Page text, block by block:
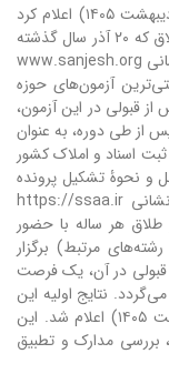
سازمان سنجش آموزش کشور امروز (یکشنبه ۲۰ اردیبهشت ۱۴۰۵) اعلام کرد
که «نتیجه آزمون سردفتری ثبت رسمی ازدواج و طلاق که ۲۰ آذر سال گذشته
برگزار شده بود، بر روی وبگاه سازمان سنجش به نشانی www.sanjesh.org
آزمون‌های حوزه
قبولی در این آزمون،
از طی دوره، به عنوان
اسناد و املاک کشور
و نحوۀ تشکیل پرونده
برای پذیرفته‌شدگان، در تارنمای این سازمان به نشانی https://ssaa.ir
هر ساله با حضور
مرتبط) برگزار
در آن، یک فرصت
نتایج اولیه این
آزمون پس از حدود ۵ ماه (از آذر ۱۴۰۴ تا اردیبهشت ۱۴۰۵) اعلام شد. این
بررسی مدارک و تطبیق